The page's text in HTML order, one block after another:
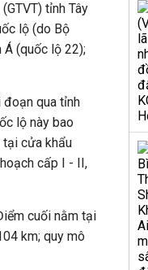
tỉnh Tây
lộ (do Bộ
Á (quốc lộ 22);
đoạn qua tỉnh
lộ này bao
cửa khẩu
cấp I - II,
cuối nằm tại
km; quy mô